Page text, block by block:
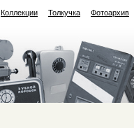
Коллекции Толкучка Фотоархив